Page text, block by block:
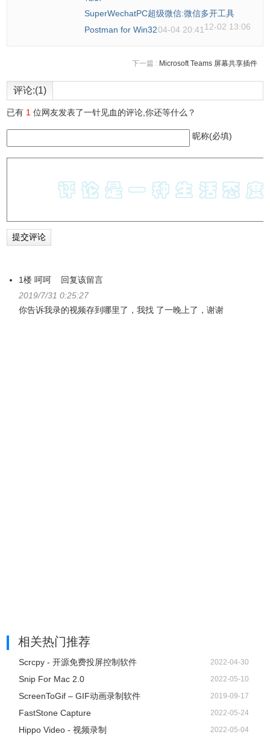
3.录屏
ApowerREC支持录制全屏、自定义区域、摄像头以及创建
画中画视频。与此同时，可以同步录制系统声音、麦克风声
音或者两者兼有。如需了解如何使用它来进行录屏，可以参
3.1 开始录制
3.2 选择录制范围
和麦克风的音量。
SuperWechatPC超级微信:微信多开工具
12-02 13:06
Postman for Win3204-04 20:41
下一篇 : Microsoft Teams 屏幕共享插件
评论:(1)
已有 1 位网友发表了一针见血的评论,你还等什么？
昵称(必填)
1楼呵呵
回复该留言
2019/7/31 0:25:27
你告诉我录的视频存到哪里了，我找 了一晚上了，谢谢
相关热门推荐
Scrcpy - 开源免费投屏控制软件 2022-04-30
Snip For Mac 2.0 2022-05-10
ScreenToGif – GIF动画录制软件 2019-09-17
FastStone Capture 2022-05-24
Hippo Video - 视频录制 2022-05-04